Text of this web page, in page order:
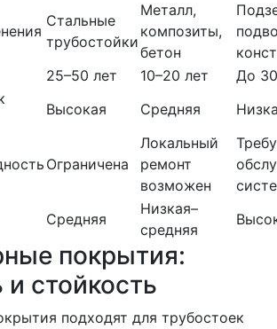
Стальные
трубостойки
Металл,
композиты,
бетон
25–50 лет 10–20 лет
До
Высокая Средняя
Ограничена
Локальный
ремонт
возможен
Средняя
Низкая–
средняя
покрытия:
и стойкость
подходят для трубостоек